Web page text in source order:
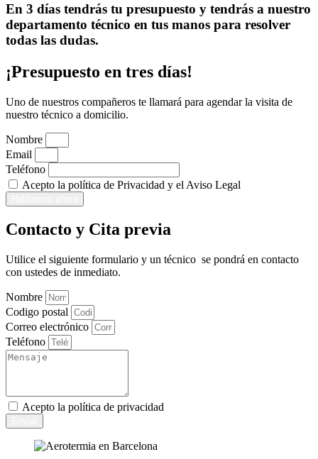
En 3 días tendrás tu presupuesto y tendrás a nuestro
departamento técnico en tus manos para resolver
todas las dudas.
¡Presupuesto en tres días!
Uno de nuestros compañeros te llamará para agendar la visita de
nuestro técnico a domicilio.
Nombre
Email
Teléfono
Acepto la política de Privacidad y el Aviso Legal
Contacto y Cita previa
Utilice el siguiente formulario y un técnico se pondrá en contacto
con ustedes de inmediato.
Nombre
Codigo postal
Correo electrónico
Teléfono
Acepto la política de privacidad